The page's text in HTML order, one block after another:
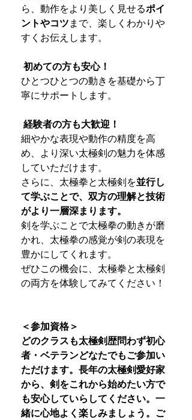
ら、動作をより美しく見せるポイ
ントやコツ まで、楽しくわかりや
すくお伝えします。
初めての方も安心！
ひとつひとつの動きを基礎から丁
寧にサポートします。
経験者の方も大歓迎！
細やかな表現や動作の精度を高
め、より深い太極剣の魅力を体感
していただけます。
さらに、太極拳と太極剣を並行し
て学ぶことで、双方の理解と技術
がより一層深まります。
剣を学ぶことで太極拳の動きが磨
かれ、太極拳の感覚が剣の表現を
豊かにしてくれます。
ぜひこの機会に、太極拳と太極剣
の両方を体験してみてください！
＜参加資格＞
どのクラスも太極剣歴問わず初心
者・ベテランどなたでもご参加い
ただけます。長年の太極剣愛好家
から、剣をこれから始めたい方で
も安心していらしてください。一
緒に心地よく楽しみましょう。ご